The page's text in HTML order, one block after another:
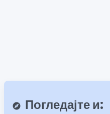
explore Погледајте и: